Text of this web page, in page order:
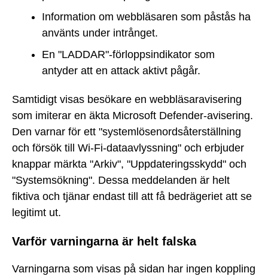
Information om webbläsaren som påstås ha
använts under intrånget.
En "LADDAR"-förloppsindikator som
antyder att en attack aktivt pågår.
Samtidigt visas besökare en webbläsaravisering
som imiterar en äkta Microsoft Defender-avisering.
Den varnar för ett "systemlösenordsåterställning
och försök till Wi-Fi-dataavlyssning" och erbjuder
knappar märkta "Arkiv", "Uppdateringsskydd" och
"Systemsökning". Dessa meddelanden är helt
fiktiva och tjänar endast till att få bedrägeriet att se
legitimt ut.
Varför varningarna är helt falska
Varningarna som visas på sidan har ingen koppling